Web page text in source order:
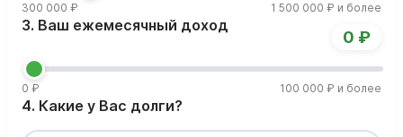
300 000 ₽ 1 500 000 ₽ и более
3. Ваш ежемесячный доход
0 ₽ 100 000 ₽ и более
0 ₽
4. Какие у Вас долги?